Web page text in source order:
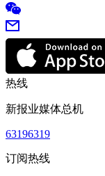
热线
新报业媒体总机
63196319
订阅热线